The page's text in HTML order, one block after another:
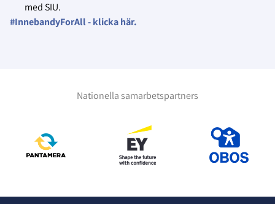
med SIU.
#InnebandyForAll - klicka här.
Nationella samarbetspartners